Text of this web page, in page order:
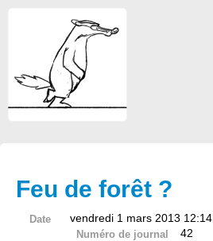
Feu de forêt ?
Date vendredi 1 mars 2013 12:14
Numéro de journal 42